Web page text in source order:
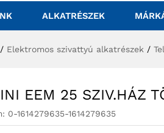
ALKATRÉSZEK
/ Elektromos szivattyú alkatrészek /
EEM 25 SZIV.HÁZ
0-1614279635-1614279635